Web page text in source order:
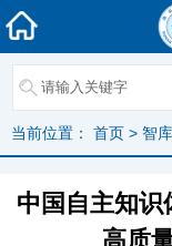
当前位置： 首页 > 智
中国自主知识
高质